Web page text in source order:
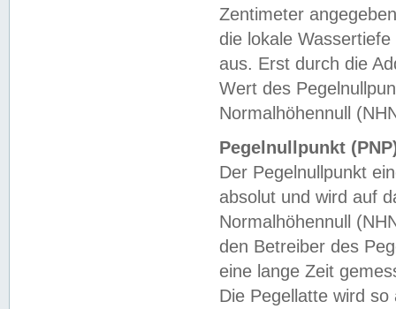
Zentimeter
die lokale
aus. Erst durch die
Wert des
Normalhöhennull
Pegelnullpunkt
Der Pegelnullpunkt
absolut und wird auf
Normalhöhennull
den Betreiber des
eine lange Zeit
Die Pegellatte wird